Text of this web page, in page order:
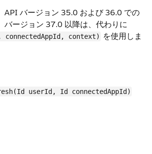
API バージョン 35.0 および 36.0 での
バージョン 37.0 以降は、代わりに
context)
を使用しま
userId, Id connectedAppId)